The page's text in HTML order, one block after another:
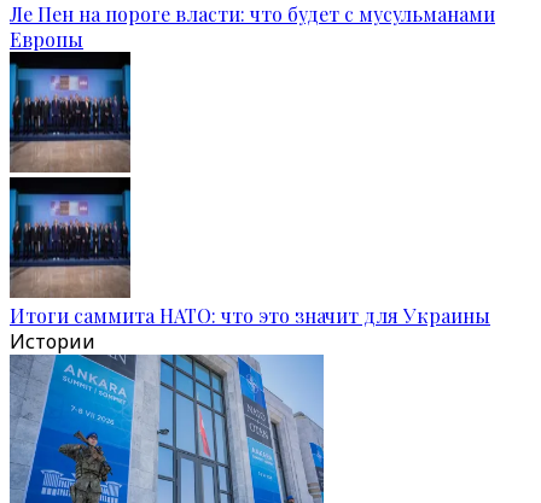
Ле Пен на пороге власти: что будет с мусульманами
Европы
Итоги саммита НАТО: что это значит для Украины
Истории